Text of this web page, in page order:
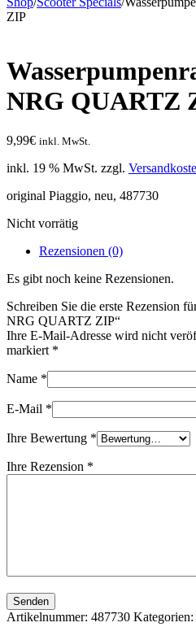
ZIP
NRG QUARTZ
9,99€ inkl. MwSt.
inkl. 19 % MwSt. zzgl.
original Piaggio, neu, 487730
Nicht vorrätig
Rezensionen (0)
Es gibt noch keine Rezensionen.
Schreiben Sie die erste Rezension
NRG QUARTZ ZIP“
Ihre E-Mail-Adresse wird nicht
markiert *
Name *
E-Mail *
Ihre Bewertung *
Ihre Rezension *
Senden
Artikelnummer: 487730 Kategorien: